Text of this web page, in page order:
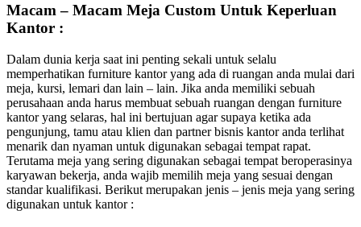
Macam – Macam Meja Custom Untuk Keperluan
Kantor :
Dalam dunia kerja saat ini penting sekali untuk selalu
memperhatikan furniture kantor yang ada di ruangan anda mulai dari
meja, kursi, lemari dan lain – lain. Jika anda memiliki sebuah
perusahaan anda harus membuat sebuah ruangan dengan furniture
kantor yang selaras, hal ini bertujuan agar supaya ketika ada
pengunjung, tamu atau klien dan partner bisnis kantor anda terlihat
menarik dan nyaman untuk digunakan sebagai tempat rapat.
Terutama meja yang sering digunakan sebagai tempat beroperasinya
karyawan bekerja, anda wajib memilih meja yang sesuai dengan
standar kualifikasi. Berikut merupakan jenis – jenis meja yang sering
digunakan untuk kantor :